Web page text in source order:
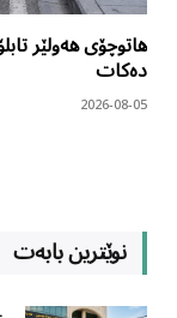
هاتوچۆی هەولێر
دەکات
2026-08-05
نوێترین بابەت